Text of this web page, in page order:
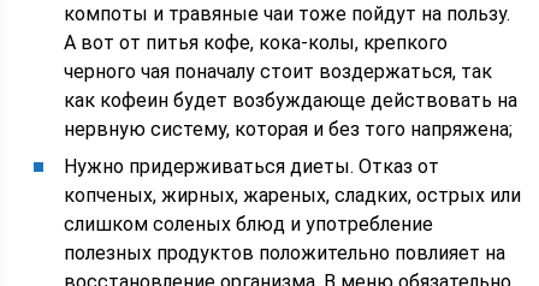
компоты и травяные чаи тоже пойдут на пользу.
А вот от питья кофе, кока-колы, крепкого
черного чая поначалу стоит воздержаться, так
как кофеин будет возбуждающе действовать на
нервную систему, которая и без того напряжена;
Нужно придерживаться диеты. Отказ от
копченых, жирных, жареных, сладких, острых или
слишком соленых блюд и употребление
полезных продуктов положительно повлияет на